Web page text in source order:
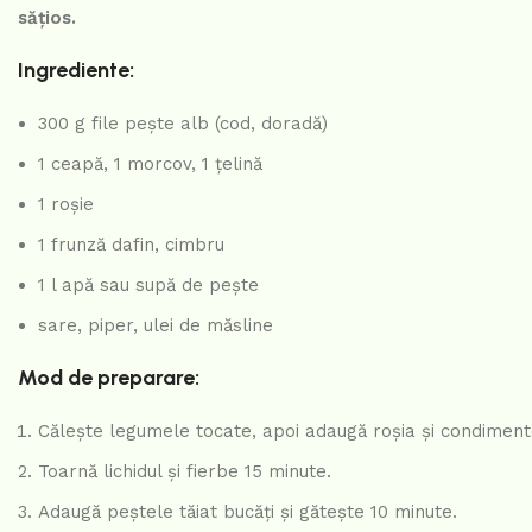
sățios.
Ingrediente:
300 g file pește alb (cod, doradă)
1 ceapă, 1 morcov, 1 țelină
1 roșie
1 frunză dafin, cimbru
1 l apă sau supă de pește
sare, piper, ulei de măsline
Mod de preparare:
Călește legumele tocate, apoi adaugă roșia și
Toarnă lichidul și fierbe 15 minute.
Adaugă peștele tăiat bucăți și gătește 10 minute.